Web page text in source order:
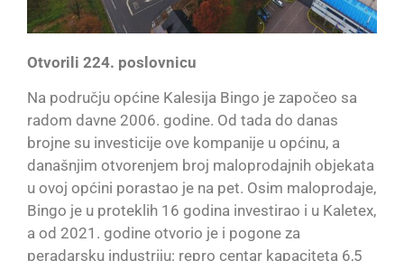
Otvorili 224. poslovnicu
Na području općine Kalesija Bingo je započeo sa
radom davne 2006. godine. Od tada do danas
brojne su investicije ove kompanije u općinu, a
današnjim otvorenjem broj maloprodajnih objekata
u ovoj općini porastao je na pet. Osim maloprodaje,
Bingo je u proteklih 16 godina investirao i u Kaletex,
a od 2021. godine otvorio je i pogone za
peradarsku industriju: repro centar kapaciteta 6,5